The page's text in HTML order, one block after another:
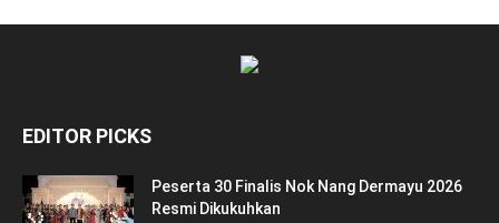
EDITOR PICKS
Peserta 30 Finalis Nok Nang Dermayu 2026
Resmi Dikukuhkan